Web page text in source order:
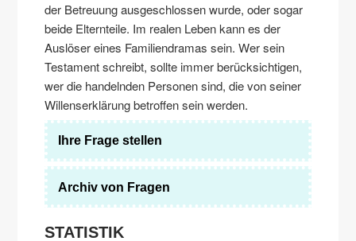
der Betreuung ausgeschlossen wurde, oder sogar
beide Elternteile. Im realen Leben kann es der
Auslöser eines Familiendramas sein. Wer sein
Testament schreibt, sollte immer berücksichtigen,
wer die handelnden Personen sind, die von seiner
Willenserklärung betroffen sein werden.
Ihre Frage stellen
Archiv von Fragen
STATISTIK